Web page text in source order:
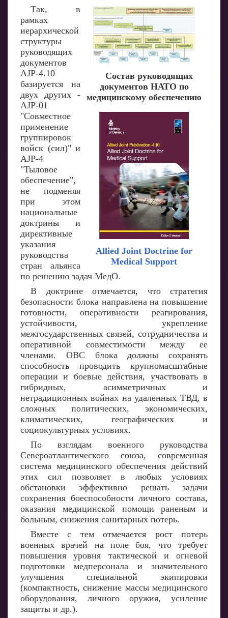
Состав руководящих
документов НАТО по
медицинскому обеспечению
Allied Joint Doctrine for
Medical Support
Так, в
рамках
иерархической
структуры
руководящих
документов
AJP-4.10
базируется на
двух других -
AJP-01
"Совместное
применение
группировок
войск (сил)" и
AJP-4
"Тыловое
обеспечение",
не подменяя
при этом
национальные
доктрины и
директивные
указания
руководства
стран альянса
по решению задач МедО.
В доктрине отмечается, что стратегия
безопасности блока направлена на повышение
готовности, оперативности реагирования,
устойчивости, укрепление
межгосударственных связей, сотрудничества и
оперативной совместимости между ее
членами. ОВС блока должны сохранять
способность проводить крупномасштабные
операции и боевые действия, участвовать в
гибридных, асимметричных и
нетрадиционных войнах на удаленных ТВД, в
сложных политических, экономических,
климатических, географических и
социокультурных условиях.
По взглядам военного руководства
Североатлантического союза, современная
система медицинского обеспечения действий
этих сил позволяет в любых условиях
обстановки эффективно решать задачи
сохранения боеспособности личного состава,
оказания медицинской помощи раненым и
больным, снижения санитарных потерь.
Вместе с тем отмечается рост потерь
военных врачей на поле боя, что требует
повышения уровня тактической и огневой
подготовки медперсонала и значительного
улучшения специальной экипировки
(компактность, снижение массы медицинского
оборудования, личного оружия, усиление
защиты и др.).